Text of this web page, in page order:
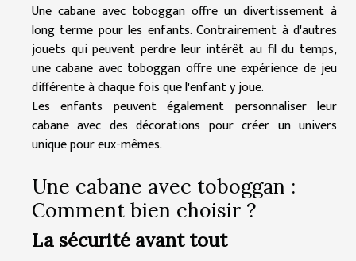
Une cabane avec toboggan offre un divertissement à
long terme pour les enfants. Contrairement à d'autres
jouets qui peuvent perdre leur intérêt au fil du temps,
une cabane avec toboggan offre une expérience de jeu
différente à chaque fois que l'enfant y joue.
Les enfants peuvent également personnaliser leur
cabane avec des décorations pour créer un univers
unique pour eux-mêmes.
Une cabane avec toboggan :
Comment bien choisir ?
La sécurité avant tout